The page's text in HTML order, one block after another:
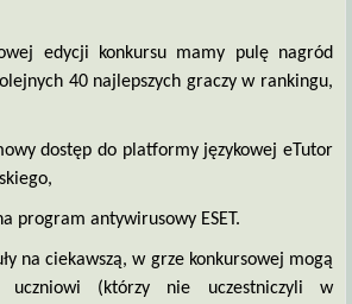
edycji konkursu mamy pulę nagród
40 najlepszych graczy w rankingu,
dostęp do platformy językowej eTutor
program antywirusowy ESET.
na ciekawszą, w grze konkursowej mogą
uczniowi (którzy nie uczestniczyli w